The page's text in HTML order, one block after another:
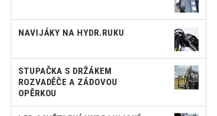
NAVIJÁKY NA HYDR.RUKU
STUPAČKA S DRŽÁKEM
ROZVADĚČE A ZÁDOVOU
OPĚRKOU